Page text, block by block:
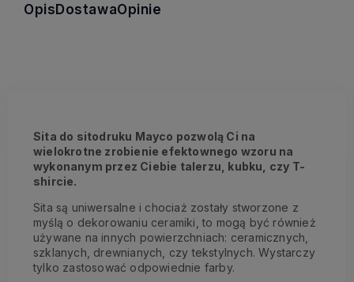
Opis DostawaOpinie
Sita do sitodruku Mayco pozwolą Ci na
wielokrotne zrobienie efektownego wzoru na
wykonanym przez Ciebie talerzu, kubku, czy T-
shircie.
Sita są uniwersalne i chociaż zostały stworzone z
myślą o dekorowaniu ceramiki, to mogą być również
używane na innych powierzchniach: ceramicznych,
szklanych, drewnianych, czy tekstylnych. Wystarczy
tylko zastosować odpowiednie farby.